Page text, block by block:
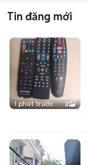
Tin đăng mới
1 phút trước 2